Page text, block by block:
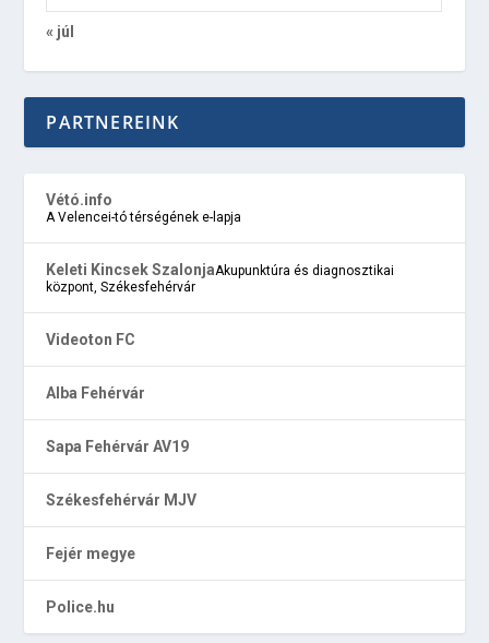
« júl
PARTNEREINK
Vétó.info
A Velencei-tó térségének e-lapja
Keleti Kincsek SzalonjaAkupunktúra és diagnosztikai
központ, Székesfehérvár
Videoton FC
Alba Fehérvár
Sapa Fehérvár AV19
Székesfehérvár MJV
Fejér megye
Police.hu